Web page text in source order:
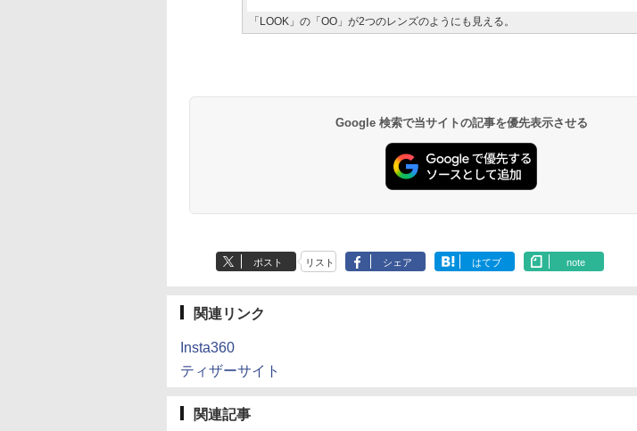
「LOOK」の「OO」が2つのレンズのようにも見える。
Google 検索で当サイトの記事を優先表示させる
ポスト リスト シェア はてブ note
関連リンク
Insta360
ティザーサイト
関連記事